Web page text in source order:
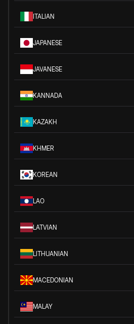
ITALIAN
JAPANESE
JAVANESE
KANNADA
KAZAKH
KHMER
KOREAN
LAO
LATVIAN
LITHUANIAN
MACEDONIAN
MALAY